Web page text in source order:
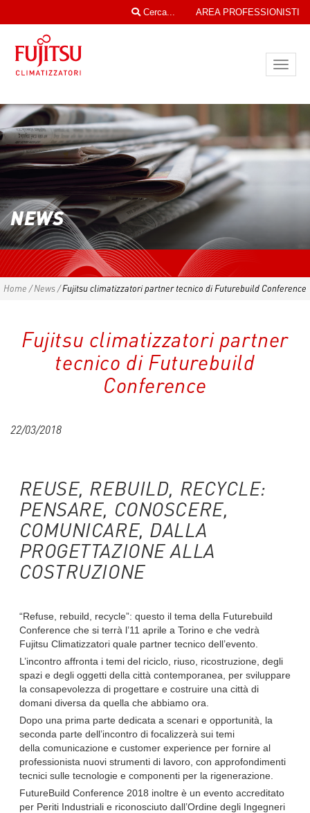
AREA PROFESSIONISTI
Cerca...
NEWS
Home /News/Fujitsu climatizzatori partner tecnico di Futurebuild Conference
Fujitsu climatizzatori partner
tecnico di Futurebuild
Conference
22/03/2018
REUSE, REBUILD, RECYCLE:
PENSARE, CONOSCERE,
COMUNICARE, DALLA
PROGETTAZIONE ALLA
COSTRUZIONE
“Refuse, rebuild, recycle”: questo il tema della Futurebuild
Conference che si terrà l’11 aprile a Torino e che vedrà
Fujitsu Climatizzatori quale partner tecnico dell’evento.
L’incontroaffronta i temi del riciclo, riuso, ricostruzione, degli
spazi e degli oggetti della città contemporanea, per sviluppare
la consapevolezza di progettare e costruire una città di
domani diversa da quella che abbiamo ora.
Dopouna prima parte dedicata a scenari e opportunità, la
seconda parte dell’incontro di focalizzerà sui temi
della comunicazione e customer experience per fornire al
professionista nuovi strumenti di lavoro, con approfondimenti
tecnici sulle tecnologie e componenti per la rigenerazione.
FutureBuild Conference 2018 inoltre è un evento accreditato
per Periti Industriali e riconosciuto dall’Ordine degli Ingegneri